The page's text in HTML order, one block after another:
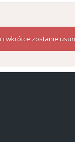
i wkrótce zostanie